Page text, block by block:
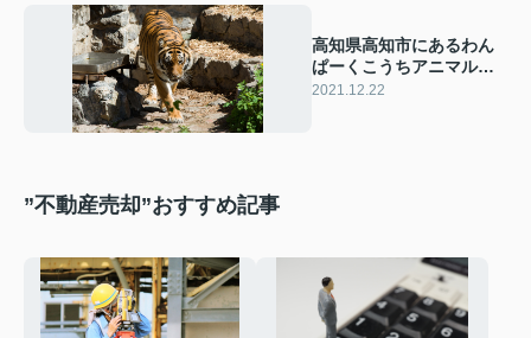
高知県高知市にあるわん
ぱーくこうちアニマルラ
ンドの魅力を解説！
2021.12.22
”不動産売却”おすすめ記事